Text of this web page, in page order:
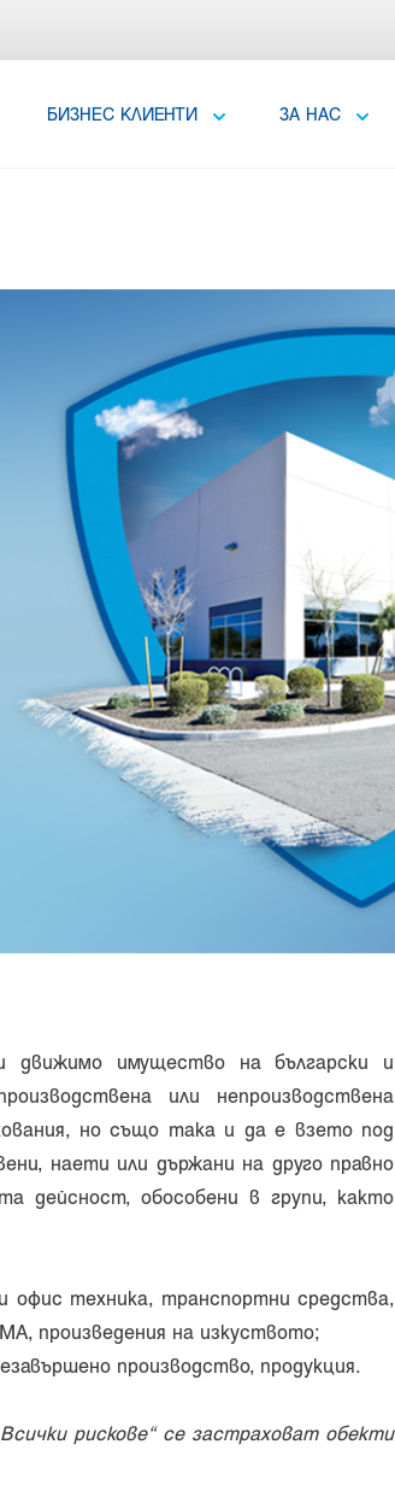
БИЗНЕС КЛИЕНТИ ЗА НАС
движимо имущество на български и
или непроизводствена
но също така и да е взето под
наети или държани на друго правно
дейсност, обособени в групи, както
офис техника, транспортни средства,
произведения на изкуството;
производство, продукция.
рискове“ се застраховат обекти